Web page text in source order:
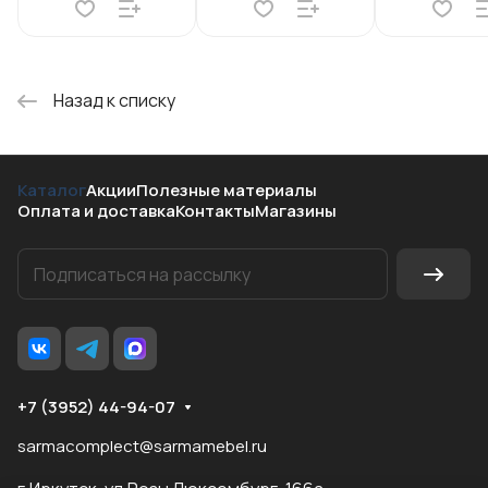
Назад к списку
КаталогАкцииПолезные материалы
Оплата и доставкаКонтактыМагазины
+7 (3952) 44-94-07
sarmacomplect@sarmamebel.ru